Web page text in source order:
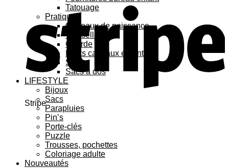
Stripe
Tatouage
Pratique
Cadeaux de naissance
Vaisselle
Gourde
Petits cadeaux enfant
Sacs
Sacs à dos
LIFESTYLE
Bijoux
Sacs
Parapluies
Pin’s
Porte-clés
Puzzle
Trousses, pochettes
Coloriage adulte
Nouveautés